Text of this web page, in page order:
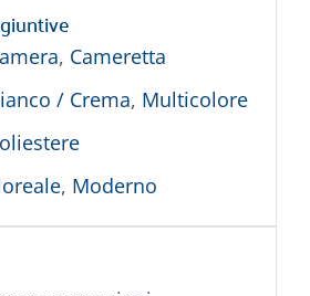
, Cameretta
/ Crema, Multicolore
, Moderno